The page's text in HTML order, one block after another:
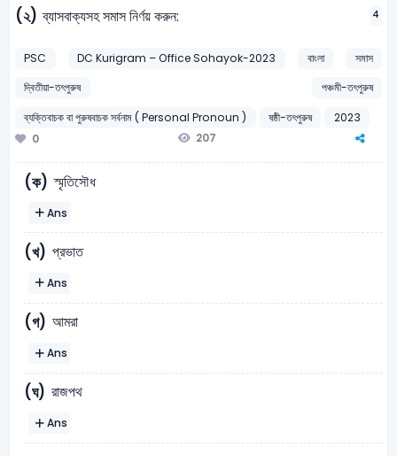
(২) ব্যাসবাক্যসহ সমাস নির্ণয় করুন: 4
PSC DC Kurigram – Office Sohayok-2023 বাংলা
সমাস
দ্বিতীয়া-তৎপুরুষ
পঞ্চমী-তৎপুরুষ
ব্যক্তিবাচক বা পুরুষবাচক সর্বনাম ( Personal Pronoun )
ষষ্ঠী-তৎপুরুষ
2023
0
207
(ক) স্মৃতিসৌধ
Ans
(খ) প্রভাত
Ans
(গ) আমরা
Ans
(ঘ) রাজপথ
Ans